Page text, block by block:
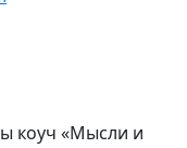
коуч «Мысли и